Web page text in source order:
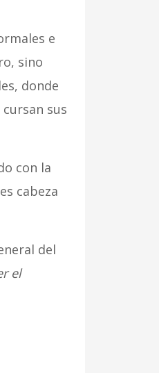
e
sino
donde
sus
con la
cabeza
del
el